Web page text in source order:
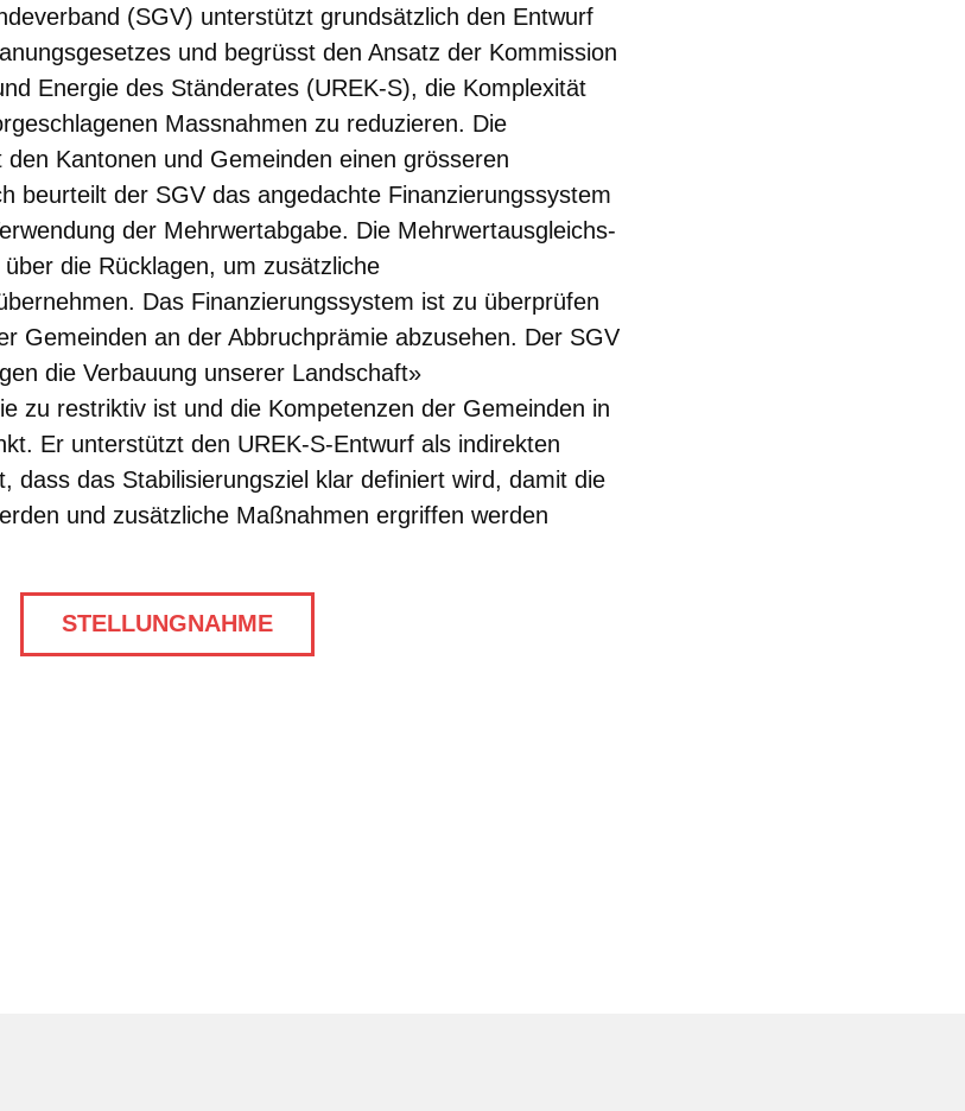
(SGV) unterstützt grundsätzlich den Entwurf
und begrüsst den Ansatz der Kommission
Energie des Ständerates (UREK-S), die Komplexität
Massnahmen zu reduzieren. Die
Kantonen und Gemeinden einen grösseren
beurteilt der SGV das angedachte Finanzierungssystem
der Mehrwertabgabe. Die Mehrwertausgleichs-
die Rücklagen, um zusätzliche
Das Finanzierungssystem ist zu überprüfen
Gemeinden an der Abbruchprämie abzusehen. Der SGV
die Verbauung unserer Landschaft»
zu restriktiv ist und die Kompetenzen der Gemeinden in
Er unterstützt den UREK-S-Entwurf als indirekten
dass das Stabilisierungsziel klar definiert wird, damit die
und zusätzliche Maßnahmen ergriffen werden
STELLUNGNAHME